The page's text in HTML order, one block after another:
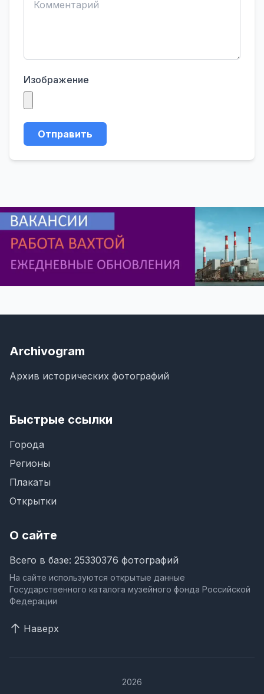
Изображение
Отправить
Archivogram
Архив исторических фотографий
Быстрые ссылки
Города
Регионы
Плакаты
Открытки
О сайте
Всего в базе: 25330376 фотографий
На сайте используются открытые данные
Государственного каталога музейного фонда Российской
Федерации
Наверх
2026